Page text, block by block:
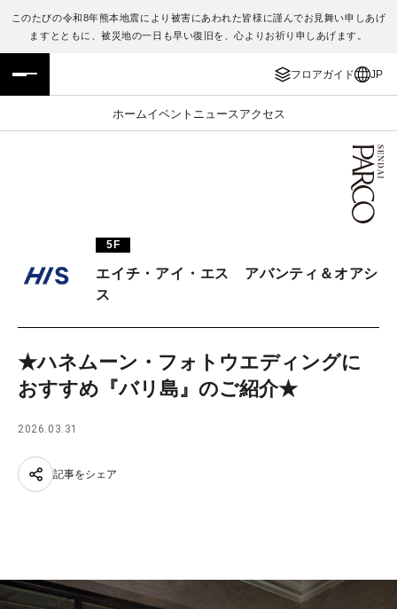
このたびの令和8年熊本地震により被害にあわれた皆様に謹んでお見舞い申しあげ
ますとともに、被災地の一日も早い復旧を、心よりお祈り申しあげます。
フロアガイド JP
ホームイベント ニュース アクセス
フロアガイド
施設案内・アクセス
TAX FREE
PARCOメンバーズ
ENGLISH
繁体字
日本語
5F
エイチ・アイ・エス アバンティ＆オアシ
ス
★ハネムーン・フォトウエディングに
おすすめ『バリ島』のご紹介★
2026.03.31
記事をシェア